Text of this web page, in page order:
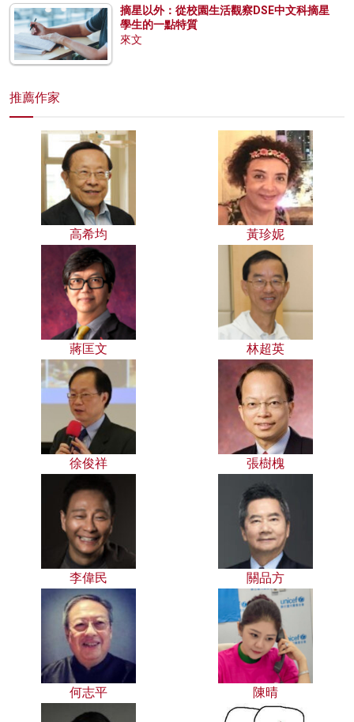
摘星以外：從校園生活觀察DSE中文科摘星
學生的一點特質
來文
推薦作家
高希均 黃珍妮
蔣匡文 林超英
徐俊祥 張樹槐
李偉民 關品方
何志平 陳晴